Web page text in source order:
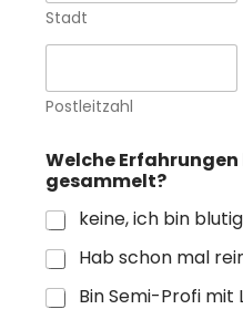
Stadt
Postleitzahl
Welche
gesammelt?
keine, ich bin
Hab schon mal
Bin Semi-Profi mit